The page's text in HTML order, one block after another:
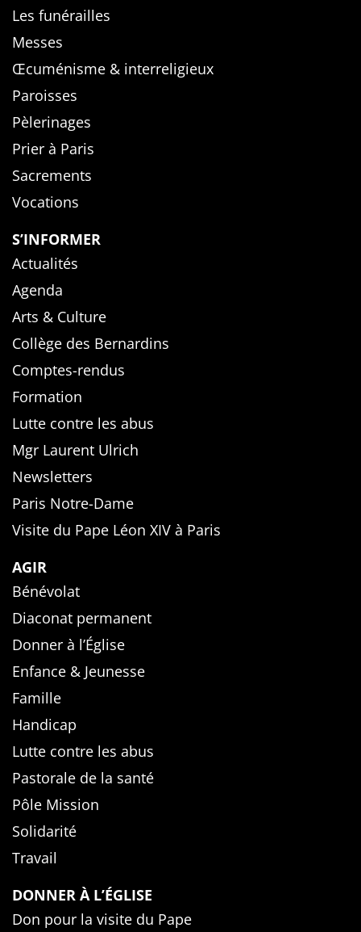
Les funérailles
Messes
Œcuménisme & interreligieux
Paroisses
Pèlerinages
Prier à Paris
Sacrements
Vocations
S’INFORMER
Actualités
Agenda
Arts & Culture
Collège des Bernardins
Comptes-rendus
Formation
Lutte contre les abus
Mgr Laurent Ulrich
Newsletters
Paris Notre-Dame
Visite du Pape Léon XIV à Paris
AGIR
Bénévolat
Diaconat permanent
Donner à l’Église
Enfance & Jeunesse
Famille
Handicap
Lutte contre les abus
Pastorale de la santé
Pôle Mission
Solidarité
Travail
DONNER À L’ÉGLISE
Don pour la visite du Pape